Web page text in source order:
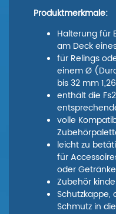
Produktmerkmale:
Halterung für
am Deck
für Relings
einem Ø
bis 32 mm
enthält die
volle
leicht zu
für
oder
Zubehör
Schutzkappe,
Schmutz in